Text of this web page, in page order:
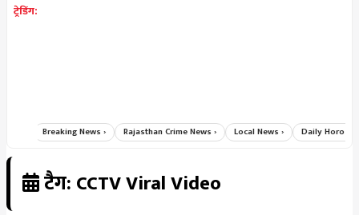
ट्रेडिंग:
Breaking News › Rajasthan Crime News › Local News › Daily
टैग: CCTV Viral Video